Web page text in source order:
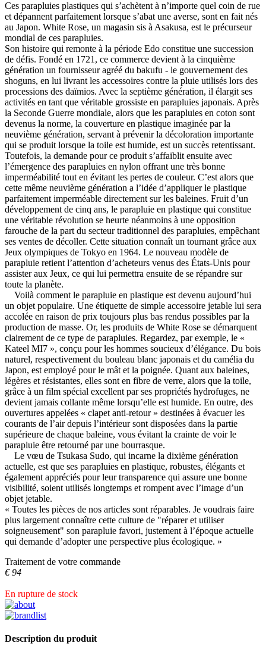
Ces parapluies plastiques qui s’achètent à n’importe quel coin de rue
et dépannent parfaitement lorsque s’abat une averse, sont en fait nés
au Japon. White Rose, un magasin sis à Asakusa, est le précurseur
mondial de ces parapluies.
Son histoire qui remonte à la période Edo constitue une succession
de défis. Fondé en 1721, ce commerce devient à la cinquième
génération un fournisseur agréé du bakufu - le gouvernement des
shoguns, en lui livrant les accessoires contre la pluie utilisés lors des
processions des daïmios. Avec la septième génération, il élargit ses
activités en tant que véritable grossiste en parapluies japonais. Après
la Seconde Guerre mondiale, alors que les parapluies en coton sont
devenus la norme, la couverture en plastique imaginée par la
neuvième génération, servant à prévenir la décoloration importante
qui se produit lorsque la toile est humide, est un succès retentissant.
Toutefois, la demande pour ce produit s’affaiblit ensuite avec
l’émergence des parapluies en nylon offrant une très bonne
imperméabilité tout en évitant les pertes de couleur. C’est alors que
cette même neuvième génération a l’idée d’appliquer le plastique
parfaitement imperméable directement sur les baleines. Fruit d’un
développement de cinq ans, le parapluie en plastique qui constitue
une véritable révolution se heurte néanmoins à une opposition
farouche de la part du secteur traditionnel des parapluies, empêchant
ses ventes de décoller. Cette situation connaît un tournant grâce aux
Jeux olympiques de Tokyo en 1964. Le nouveau modèle de
parapluie retient l’attention d’acheteurs venus des États-Unis pour
assister aux Jeux, ce qui lui permettra ensuite de se répandre sur
toute la planète.
Voilà comment le parapluie en plastique est devenu aujourd’hui
un objet populaire. Une étiquette de simple accessoire jetable lui sera
accolée en raison de prix toujours plus bas rendus possibles par la
production de masse. Or, les produits de White Rose se démarquent
clairement de ce type de parapluies. Regardez, par exemple, le «
Kateel MI7 », conçu pour les hommes soucieux d’élégance. Du bois
naturel, respectivement du bouleau blanc japonais et du camélia du
Japon, est employé pour le mât et la poignée. Quant aux baleines,
légères et résistantes, elles sont en fibre de verre, alors que la toile,
grâce à un film spécial excellent par ses propriétés hydrofuges, ne
devient jamais collante même lorsqu’elle est humide. En outre, des
ouvertures appelées « clapet anti-retour » destinées à évacuer les
courants de l’air depuis l’intérieur sont disposées dans la partie
supérieure de chaque baleine, vous évitant la crainte de voir le
parapluie être retourné par une bourrasque.
Le vœu de Tsukasa Sudo, qui incarne la dixième génération
actuelle, est que ses parapluies en plastique, robustes, élégants et
également appréciés pour leur transparence qui assure une bonne
visibilité, soient utilisés longtemps et rompent avec l’image d’un
objet jetable.
« Toutes les pièces de nos articles sont réparables. Je voudrais faire
plus largement connaître cette culture de "réparer et utiliser
soigneusement" son parapluie favori, justement à l’époque actuelle
qui demande d’adopter une perspective plus écologique. »
Traitement de votre commande
€ 94
En rupture de stock
Description du produit